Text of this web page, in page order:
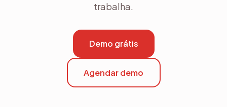
trabalha.
Demo grátis
Agendar demo